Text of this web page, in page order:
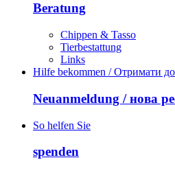
Beratung
Chippen & Tasso
Tierbestattung
Links
Hilfe bekommen / Отримати
Neuanmeldung / нова
So helfen Sie
spenden